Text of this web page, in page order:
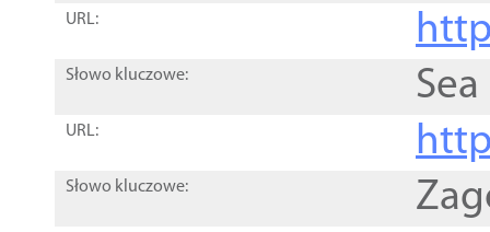
URL:
Słowo kluczowe:
URL:
Słowo kluczowe: